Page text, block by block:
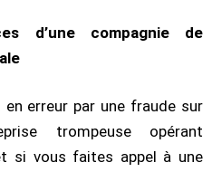
d’une compagnie de
erreur par une fraude sur
trompeuse opérant
si vous faites appel à une